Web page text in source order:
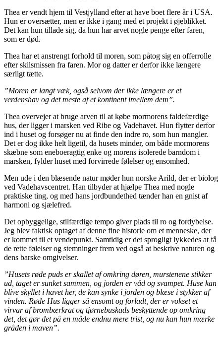
Thea er vendt hjem til Vestjylland efter at have boet flere år i USA.
Hun er oversætter, men er ikke i gang med et projekt i øjeblikket.
Det kan hun tillade sig, da hun har arvet nogle penge efter faren,
som er død.
Thea har et anstrengt forhold til moren, som påtog sig en offerrolle
efter skilsmissen fra faren. Mor og datter er derfor ikke længere
særligt tætte.
”Moren er langt væk, også selvom der ikke længere er et
verdenshav og det meste af et kontinent imellem dem”.
Thea overvejer at bruge arven til at købe mormorens faldefærdige
hus, der ligger i marsken ved Ribe og Vadehavet. Hun flytter derfor
ind i huset og forsøger nu at finde den indre ro, som hun mangler.
Det er dog ikke helt ligetil, da husets minder, om både mormorens
skæbne som eneboeragtig enke og morens isolerede barndom i
marsken, fylder huset med forvirrede følelser og ensomhed.
Men ude i den blæsende natur møder hun norske Arild, der er biolog
ved Vadehavscentret. Han tilbyder at hjælpe Thea med nogle
praktiske ting, og med hans jordbundethed tænder han en gnist af
harmoni og sjælefred.
Det opbyggelige, stilfærdige tempo giver plads til ro og fordybelse.
Jeg blev faktisk optaget af denne fine historie om et menneske, der
er kommet til et vendepunkt. Samtidig er det sprogligt lykkedes at få
de rette følelser og stemninger frem ved også at beskrive naturen og
dens barske omgivelser.
”Husets røde puds er skallet af omkring døren, murstenene stikker
ud, taget er sunket sammen, og jorden er våd og svampet. Huse kan
blive skyllet i havet her, de kan synke i jorden og blæse i stykker af
vinden. Røde Hus ligger så ensomt og forladt, der er vokset et
virvar af brombærkrat og tjørnebuskads beskyttende op omkring
det, det gør det på en måde endnu mere trist, og nu kan hun mærke
gråden i maven”.